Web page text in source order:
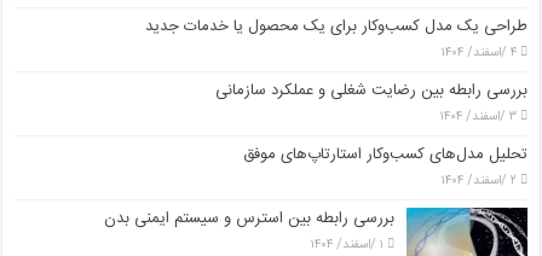
طراحی یک مدل کسب‌وکار برای یک محصول یا خدمات جدید
۴ /اسفند/ ۱۴۰۴
بررسی رابطه بین رضایت شغلی و عملکرد سازمانی
۳ /اسفند/ ۱۴۰۴
تحلیل مدل‌های کسب‌وکار استارتاپ‌های موفق
۲ /اسفند/ ۱۴۰۴
بررسی رابطه بین استرس و سیستم ایمنی بدن
۱ /اسفند/ ۱۴۰۴